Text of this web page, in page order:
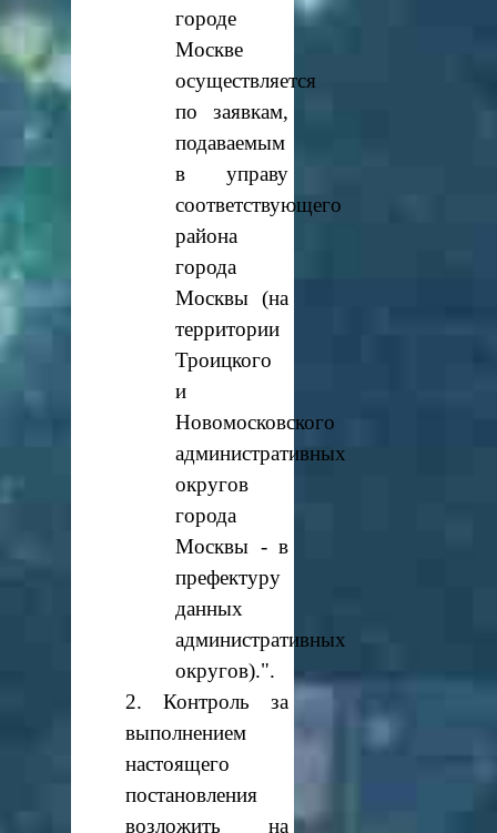
городе
Москве
осуществляется
по заявкам,
подаваемым
в управу
соответствующего
района
города
Москвы (на
территории
Троицкого
и
Новомосковского
административных
округов
города
Москвы - в
префектуру
данных
административных
округов).".
2. Контроль за
выполнением
настоящего
постановления
возложить на